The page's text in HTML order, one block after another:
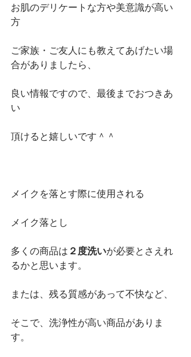
お肌のデリケートな方や美意識が高い
方
ご家族・ご友人にも教えてあげたい場
合がありましたら、
良い情報ですので、最後までおつきあ
い
頂けると嬉しいです＾＾
メイクを落とす際に使用される
メイク落とし
多くの商品は ２度洗いが必要とさえれ
るかと思います。
または、残る質感があって不快など、
そこで、洗浄性が高い商品がありま
す。